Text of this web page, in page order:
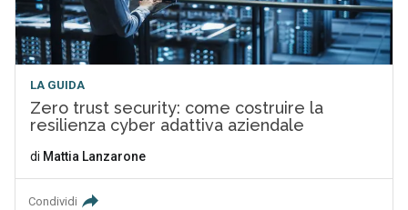
LA GUIDA
Zero trust security: come costruire la
resilienza cyber adattiva aziendale
di Mattia Lanzarone
Condividi